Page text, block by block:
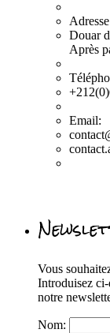
Douar
Après
Email:
Vous
Introduisez ci-
notre
Nom: